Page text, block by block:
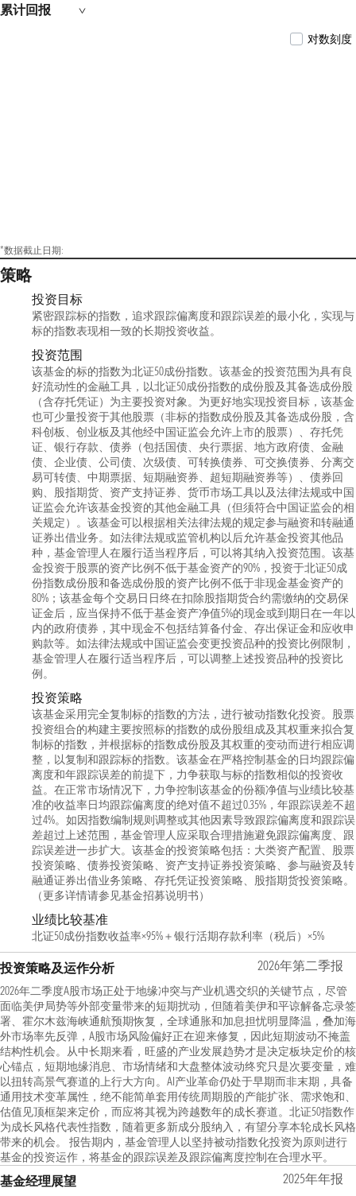
累计回报
对数刻度
*数据截止日期:
策略
投资目标
紧密跟踪标的指数，追求跟踪偏离度和跟踪误差的最小化，实现与
标的指数表现相一致的长期投资收益。
投资范围
该基金的标的指数为北证50成份指数。该基金的投资范围为具有良
好流动性的金融工具，以北证50成份指数的成份股及其备选成份股
（含存托凭证）为主要投资对象。为更好地实现投资目标，该基金
也可少量投资于其他股票（非标的指数成份股及其备选成份股，含
科创板、创业板及其他经中国证监会允许上市的股票）、存托凭
证、银行存款、债券（包括国债、央行票据、地方政府债、金融
债、企业债、公司债、次级债、可转换债券、可交换债券、分离交
易可转债、中期票据、短期融资券、超短期融资券等）、债券回
购、股指期货、资产支持证券、货币市场工具以及法律法规或中国
证监会允许该基金投资的其他金融工具（但须符合中国证监会的相
关规定）。该基金可以根据相关法律法规的规定参与融资和转融通
证券出借业务。如法律法规或监管机构以后允许基金投资其他品
种，基金管理人在履行适当程序后，可以将其纳入投资范围。该基
金投资于股票的资产比例不低于基金资产的90%，投资于北证50成
份指数成份股和备选成份股的资产比例不低于非现金基金资产的
80%；该基金每个交易日日终在扣除股指期货合约需缴纳的交易保
证金后，应当保持不低于基金资产净值5%的现金或到期日在一年以
内的政府债券，其中现金不包括结算备付金、存出保证金和应收申
购款等。如法律法规或中国证监会变更投资品种的投资比例限制，
基金管理人在履行适当程序后，可以调整上述投资品种的投资比
例。
投资策略
该基金采用完全复制标的指数的方法，进行被动指数化投资。股票
投资组合的构建主要按照标的指数的成份股组成及其权重来拟合复
制标的指数，并根据标的指数成份股及其权重的变动而进行相应调
整，以复制和跟踪标的指数。该基金在严格控制基金的日均跟踪偏
离度和年跟踪误差的前提下，力争获取与标的指数相似的投资收
益。在正常市场情况下，力争控制该基金的份额净值与业绩比较基
准的收益率日均跟踪偏离度的绝对值不超过0.35%，年跟踪误差不超
过4%。如因指数编制规则调整或其他因素导致跟踪偏离度和跟踪误
差超过上述范围，基金管理人应采取合理措施避免跟踪偏离度、跟
踪误差进一步扩大。该基金的投资策略包括：大类资产配置、股票
投资策略、债券投资策略、资产支持证券投资策略、参与融资及转
融通证券出借业务策略、存托凭证投资策略、股指期货投资策略。
（更多详情请参见基金招募说明书）
业绩比较基准
北证50成份指数收益率×95%＋银行活期存款利率（税后）×5%
投资策略及运作分析 2026年第二季报
2026年二季度A股市场正处于地缘冲突与产业机遇交织的关键节点，尽管
面临美伊局势等外部变量带来的短期扰动，但随着美伊和平谅解备忘录签
署、霍尔木兹海峡通航预期恢复，全球通胀和加息担忧明显降温，叠加海
外市场率先反弹，A股市场风险偏好正在迎来修复，因此短期波动不掩盖
结构性机会。从中长期来看，旺盛的产业发展趋势才是决定板块定价的核
心锚点，短期地缘消息、市场情绪和大盘整体波动终究只是次要变量，难
以扭转高景气赛道的上行大方向。AI产业革命仍处于早期而非末期，具备
通用技术变革属性，绝不能简单套用传统周期股的产能扩张、需求饱和、
估值见顶框架来定价，而应将其视为跨越数年的成长赛道。北证50指数作
为成长风格代表性指数，随着更多新成分股纳入，有望分享本轮成长风格
带来的机会。 报告期内，基金管理人以坚持被动指数化投资为原则进行
基金的投资运作，将基金的跟踪误差及跟踪偏离度控制在合理水平。
基金经理展望 2025年年报